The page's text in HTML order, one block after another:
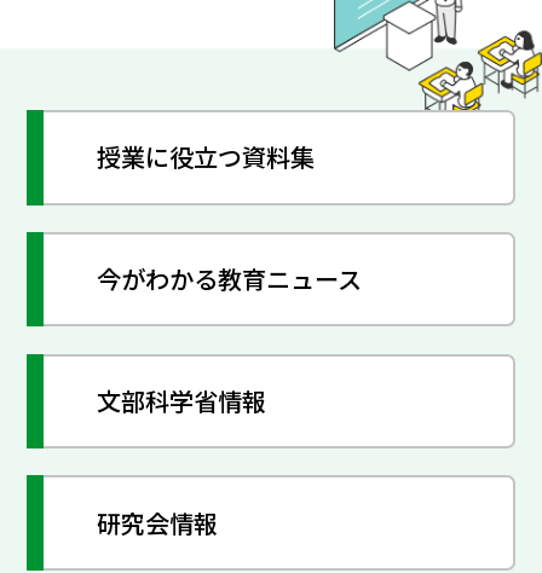
授業に役立つ資料集
今がわかる教育ニュース
文部科学省情報
研究会情報